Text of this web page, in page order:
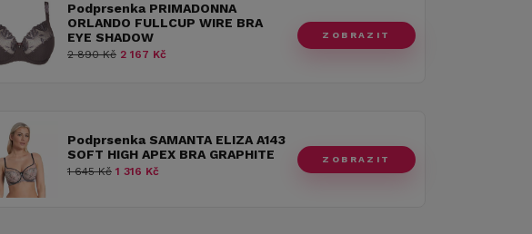
Podprsenka PRIMADONNA
ORLANDO FULLCUP WIRE BRA
EYE SHADOW
2 890 Kč 2 167 Kč
ZOBRAZIT
Podprsenka SAMANTA ELIZA A143
SOFT HIGH APEX BRA GRAPHITE
1 645 Kč 1 316 Kč
ZOBRAZIT